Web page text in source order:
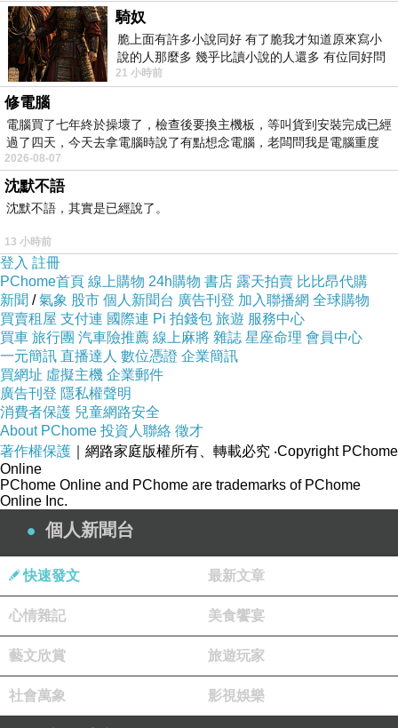
音樂人弗蘭克．加利
Gari）與夫人和朋友一起觀看神韻演出，他熱情洋溢地
說：「非常喜歡（神韻）服裝，而且非常高興，這麼長時
間以來第一次看到如此完整的（現場）管弦樂團，音色又
如此優美。舞蹈演員華麗壯觀，讓我們都非常、非常、非
常地享受。」「小提琴、中提琴、大提琴、木管樂器和銅
管……真是美妙。」他盛讚神韻音樂：「旋律很優美，有
時候很含蓄，但是非常、非常容易理解，真是精緻美
音。」
「每個人都應該來欣賞這優美的舞蹈。還有那些歌唱家！
他們（的聲音）太恢宏壯觀了！兩位女高音絕對是轟動。
音樂、舞蹈、服裝、道具，樣樣偉大。我熱愛演出的一
加利是1950-60
上榜歌手和作曲家，代表作
有《烏托邦》（
）、《搖籃曲之戀》（
Love）和《公主》（Princess）等。目前他是影視音樂製作
人，贏得了多次艾美獎和克里奧獎（Clio Awards
得廣播電視行業久負盛名的終身成就獎。
騎奴
脆上面有許多小說同好 有了脆我才知道原來寫小
說的人那麼多 幾乎比讀小說的人還多 有位同好問
了一個問題 她說為什麼高中文學獎的
21 小時前
修電腦
電腦買了七年終於操壞了，檢查後要換主機板，等叫貨到安裝完成已經
過了四天，今天去拿電腦時說了有點想念電腦，老闆問我是電腦重度
2026-08-07
沈默不語
沈默不語，其實是已經說了。
13 小時前
登入 註冊
PChome首頁 線上購物 24h購物 書店 露天拍賣 比比昂代購
新聞 /氣象 股市 個人新聞台 廣告刊登 加入聯播網 全球購物
買賣租屋 支付連 國際連 Pi 拍錢包 旅遊 服務中心
買車 旅行團 汽車險推薦 線上麻將 雜誌 星座命理 會員中心
一元簡訊 直播達人 數位憑證 企業簡訊
買網址 虛擬主機 企業郵件
廣告刊登 隱私權聲明
消費者保護 兒童網路安全
About PChome 投資人聯絡 徵才
著作權保護 ｜網路家庭版權所有、轉載必究 ‧Copyright PChome
Online
PChome Online and PChome are trademarks of PChome
Online Inc.
個人新聞台
快速發文 最新文章
心情雜記 美食饗宴
藝文欣賞 旅遊玩家
社會萬象 影視娛樂